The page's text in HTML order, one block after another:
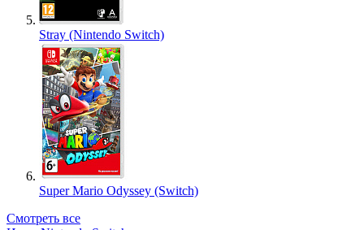
Stray (Nintendo Switch)
Super Mario Odyssey (Switch)
Смотреть все